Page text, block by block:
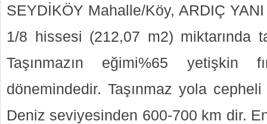
SEYDİKÖY Mahalle/Köy, ARDIÇ
1/8 hissesi (212,07 m2) miktarında
Taşınmazın eğimi%65 yetişkin
dönemindedir. Taşınmaz yola cepheli
Deniz seviyesinden 600-700 km dir.